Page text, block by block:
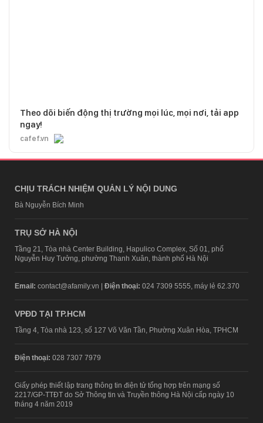
Theo dõi biến động thị trường mọi lúc, mọi nơi, tải app
ngay!
cafef.vn
CHỊU TRÁCH NHIỆM QUẢN LÝ NỘI DUNG
Bà Nguyễn Bích Minh
TRỤ SỞ HÀ NỘI
Tầng 21, Tòa nhà Center Building, Hapulico Complex, Số 01, phố
Nguyễn Huy Tưởng, phường Thanh Xuân, thành phố Hà Nội
Email: contact@afamily.vn | Điện thoại: 024 7309 5555, máy lẻ 62.370
VPĐD TẠI TP.HCM
Tầng 4, Tòa nhà 123, số 127 Võ Văn Tần, Phường Xuân Hòa, TPHCM
Điện thoại: 028 7307 7979
Giấy phép thiết lập trang thông tin điện tử tổng hợp trên mạng số
2217/GP-TTĐT do Sở Thông tin và Truyền thông Hà Nội cấp ngày 10
tháng 4 năm 2019